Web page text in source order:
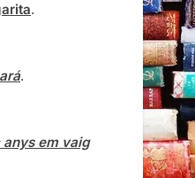
.
.
anys em vaig